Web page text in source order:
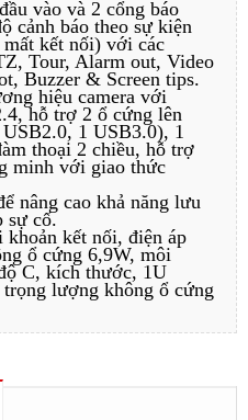
vào và 2 cổng báo
cảnh báo theo sự kiện
kết nối) với các
Tour, Alarm out, Video
Buzzer & Screen tips.
hiệu camera với
hỗ trợ 2 ổ cứng lên
1 USB3.0), 1
thoại 2 chiều, hỗ trợ
minh với giao thức
nâng cao khả năng lưu
sự cố.
khoản kết nối, điện áp
ổ cứng 6,9W, môi
C, kích thước, 1U
lượng không ổ cứng